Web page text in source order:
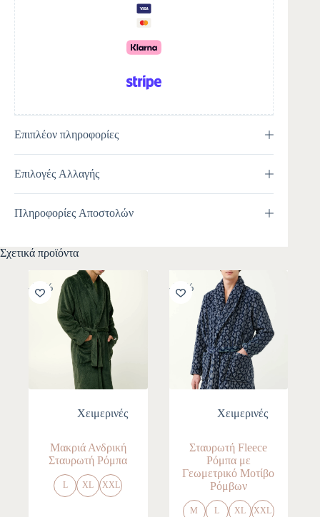
t
i
v
e
:
Επιπλέον πληροφορίες
Επιλογές Αλλαγής
Πληροφορίες Αποστολών
Σχετικά προϊόντα
-30%
Χειμερινές
Μακριά Ανδρική
Σταυρωτή Ρόμπα
L XL XXL
-30%
Χειμερινές
Σταυρωτή Fleece
Ρόμπα με
Γεωμετρικό Μοτίβο
Ρόμβων
M L XL XXL